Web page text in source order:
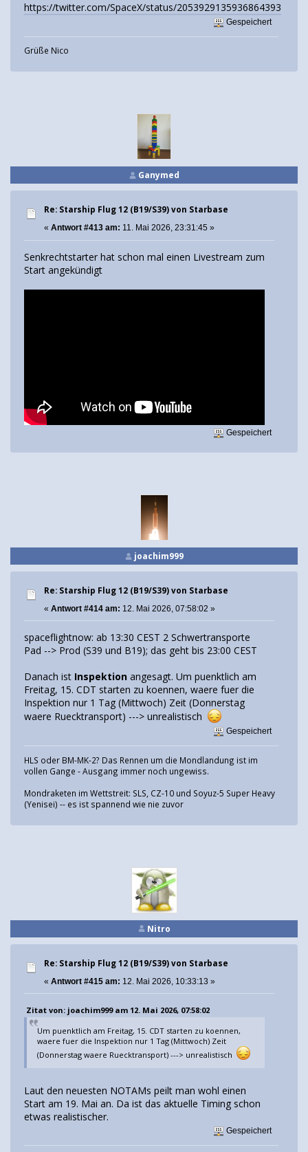
https://twitter.com/SpaceX/status/2053929135936864393
Gespeichert
Grüße Nico
Ganymed
Re: Starship Flug 12 (B19/S39) von Starbase
« Antwort #413 am: 11. Mai 2026, 23:31:45 »
Senkrechtstarter hat schon mal einen Livestream zum
Start angekündigt
Gespeichert
joachim999
Re: Starship Flug 12 (B19/S39) von Starbase
« Antwort #414 am: 12. Mai 2026, 07:58:02 »
spaceflightnow: ab 13:30 CEST 2 Schwertransporte
Pad --> Prod (S39 und B19); das geht bis 23:00 CEST
Danach ist Inspektion angesagt. Um puenktlich am
Freitag, 15. CDT starten zu koennen, waere fuer die
Inspektion nur 1 Tag (Mittwoch) Zeit (Donnerstag
waere Ruecktransport) ---> unrealistisch
Gespeichert
HLS oder BM-MK-2? Das Rennen um die Mondlandung ist im
vollen Gange - Ausgang immer noch ungewiss.
Mondraketen im Wettstreit: SLS, CZ-10 und Soyuz-5 Super Heavy
(Yenisei) -- es ist spannend wie nie zuvor
Nitro
Re: Starship Flug 12 (B19/S39) von Starbase
« Antwort #415 am: 12. Mai 2026, 10:33:13 »
Zitat von: joachim999 am 12. Mai 2026, 07:58:02
Um puenktlich am Freitag, 15. CDT starten zu koennen,
waere fuer die Inspektion nur 1 Tag (Mittwoch) Zeit
(Donnerstag waere Ruecktransport) ---> unrealistisch
Laut den neuesten NOTAMs peilt man wohl einen
Start am 19. Mai an. Da ist das aktuelle Timing schon
etwas realistischer.
Gespeichert